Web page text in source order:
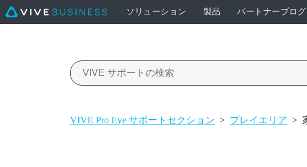
ソリューション 製品 パートナープロ
VIVE Pro Eye サポートセクション > プレイエリア >